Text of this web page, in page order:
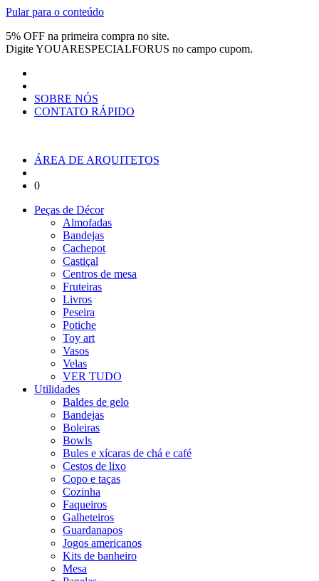
Pular para o conteúdo
5% OFF na primeira compra no site.
DigiteYOUARESPECIALFORUS no campo cupom.
SOBRE NÓS
CONTATO RÁPIDO
ÁREA DE ARQUITETOS
0
Peças de Décor
Almofadas
Bandejas
Cachepot
Castiçal
Centros de mesa
Fruteiras
Livros
Peseira
Potiche
Toy art
Vasos
Velas
VER TUDO
Utilidades
Baldes de gelo
Bandejas
Boleiras
Bowls
Bules e xícaras de chá e café
Cestos de lixo
Copo e taças
Cozinha
Faqueiros
Galheteiros
Guardanapos
Jogos americanos
Kits de banheiro
Mesa